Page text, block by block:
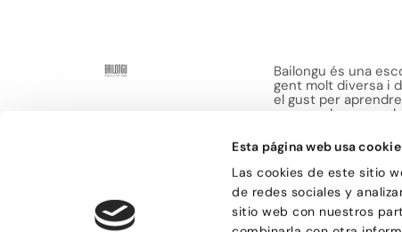
Esta página web usa
Las cookies de este sitio
de redes sociales y
sitio web con nuestros
Bailongu és una
gent molt diversa i
el gust per
manera de passar-